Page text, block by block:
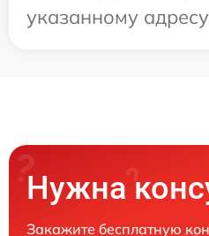
указанному
Нужна
Закажите бесплатную